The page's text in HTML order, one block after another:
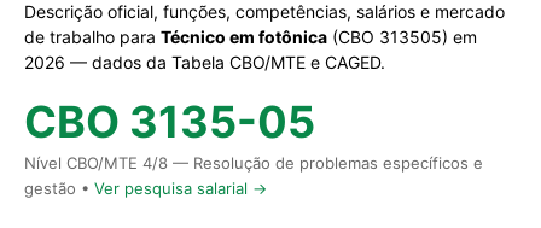
Descrição oficial, funções, competências, salários e mercado
de trabalho para Técnico em fotônica (CBO 313505) em
2026 — dados da Tabela CBO/MTE e CAGED.
CBO 3135-05
Nível CBO/MTE 4/8 — Resolução de problemas específicos e
gestão • Ver pesquisa salarial →